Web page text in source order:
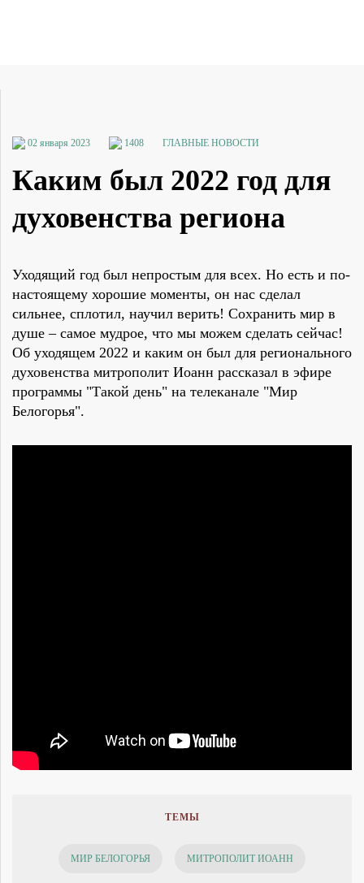
02 января 2023 1408 ГЛАВНЫЕ НОВОСТИ
Каким был 2022 год для
духовенства региона
Уходящий год был непростым для всех. Но есть и по-
настоящему хорошие моменты, он нас сделал
сильнее, сплотил, научил верить! Сохранить мир в
душе – самое мудрое, что мы можем сделать сейчас!
Об уходящем 2022 и каким он был для регионального
духовенства митрополит Иоанн рассказал в эфире
программы "Такой день" на телеканале "Мир
Белогорья".
ТЕМЫ
МИР БЕЛОГОРЬЯ МИТРОПОЛИТ ИОАНН